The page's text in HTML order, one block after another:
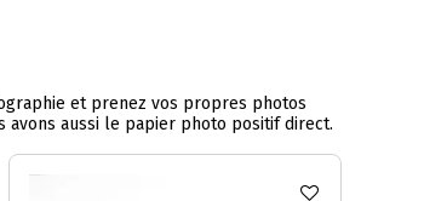
et prenez vos propres photos
avons aussi le papier photo positif direct.